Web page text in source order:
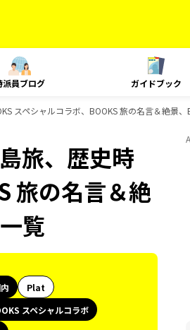
派員ブログ ガイドブック
スペシャルコラボ、BOOKS 旅の名言＆絶景
旅、歴史時
旅の名言＆絶
覧
Plat
スペシャルコラボ